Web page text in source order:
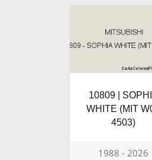
10809 |
WHITE (MIT
4503)
1988 - 2026